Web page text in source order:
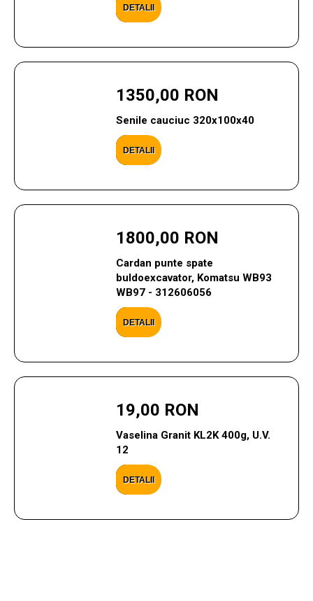
DETALII
1350,00 RON
Senile cauciuc 320x100x40
DETALII
1800,00 RON
Cardan punte spate
buldoexcavator, Komatsu WB93
WB97 - 312606056
DETALII
19,00 RON
Vaselina Granit KL2K 400g, U.V.
12
DETALII